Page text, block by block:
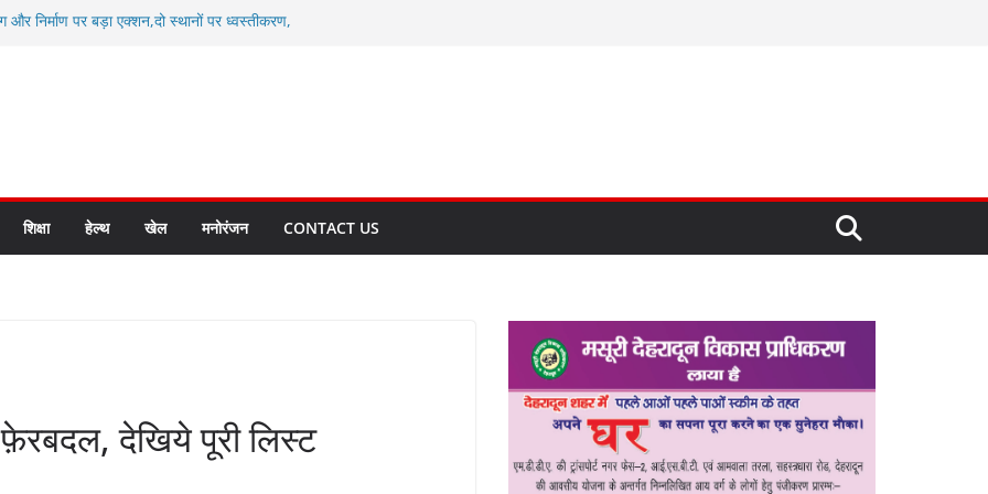
और निर्माण पर बड़ा एक्शन,दो स्थानों पर ध्वस्तीकरण,
टू ग्लोबल’ के संकल्प को आगे बढ़ा रही उत्तराखंड
के पदक विजेताओं और प्रशिक्षकों को
क्रीड़ा विश्वविद्यालय गौलापार के निर्माण कार्यों की
शिक्षा हेल्थ खेल मनोरंजन CONTACT US
फ़ेरबदल, देखिये पूरी लिस्ट